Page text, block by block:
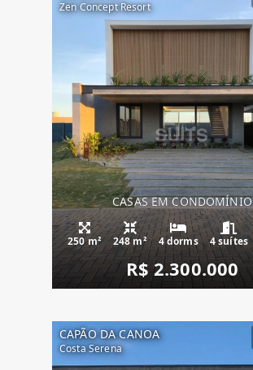
Zen Concept Resort
CASAS EM CONDOMÍNIO
250 m² 248 m² 4 dorms 4 suítes
R$ 2.300.000
CAPÃO DA CANOA
Costa Serena